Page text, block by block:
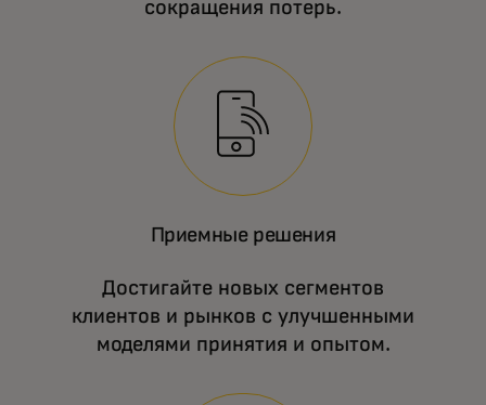
сокращения потерь.
Приемные решения
Достигайте новых сегментов
клиентов и рынков с улучшенными
моделями принятия и опытом.